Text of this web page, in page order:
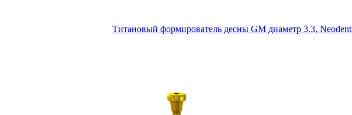
Титановый формирователь десны GM диаметр 3.3, Neodent